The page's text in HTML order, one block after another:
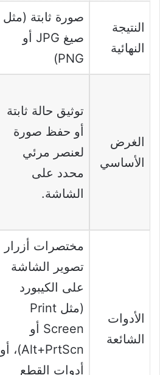
النتيجة
النهائية
صورة ثابتة (مثل
صيغ JPG أو
PNG)
الغرض
الأساسي
توثيق حالة ثابتة
أو حفظ صورة
لعنصر مرئي
محدد على
الشاشة.
الأدوات
الشائعة
مختصرات أزرار
تصوير الشاشة
على الكيبورد
(مثل Print
Screen أو
Alt+PrtScn)، أو
أدوات القطع